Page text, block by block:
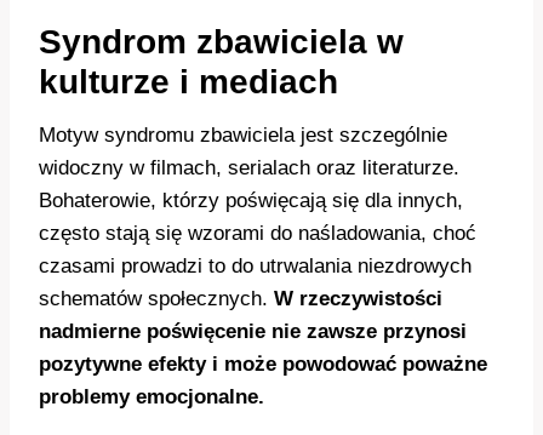
Syndrom zbawiciela w
kulturze i mediach
Motyw syndromu zbawiciela jest szczególnie
widoczny w filmach, serialach oraz literaturze.
Bohaterowie, którzy poświęcają się dla innych,
często stają się wzorami do naśladowania, choć
czasami prowadzi to do utrwalania niezdrowych
schematów społecznych. W rzeczywistości
nadmierne poświęcenie nie zawsze przynosi
pozytywne efekty i może powodować poważne
problemy emocjonalne.